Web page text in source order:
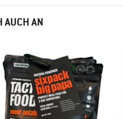
AUCH AN